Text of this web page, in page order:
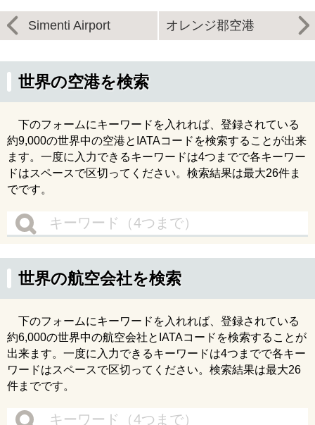
Simenti Airport オレンジ郡空港
世界の空港を検索
下のフォームにキーワードを入れれば、登録されている
約9,000の世界中の空港とIATAコードを検索することが出来
ます。一度に入力できるキーワードは4つまでで各キーワー
ドはスペースで区切ってください。検索結果は最大26件ま
でです。
世界の航空会社を検索
下のフォームにキーワードを入れれば、登録されている
約6,000の世界中の航空会社とIATAコードを検索することが
出来ます。一度に入力できるキーワードは4つまでで各キー
ワードはスペースで区切ってください。検索結果は最大26
件までです。